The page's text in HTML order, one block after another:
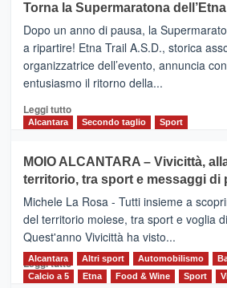
BROOKS
SuperMaratona
dell’Etna,
presentata
l’edizione
2026
Torna la Supermaratona dell’Etna
Dopo un anno di pausa, la
a ripartire! Etna Trail A.S.D., storica
organizzatrice dell’evento, annuncia
entusiasmo il ritorno della...
Leggi tuttoLeggi
Torna
la
Supermaratona
dell’Etna
Alcantara Secondo taglio Sport
MOIO ALCANTARA – Vivicittà,
territorio, tra sport e messaggi di
Michele La Rosa - Tutti insieme a
del territorio moiese, tra sport e voglia
Quest'anno Vivicittà ha visto...
Leggi tutto Leggi
Alcantara Altri sport Automobilismo
Calcio a 5
Etna Food & Wine Sport